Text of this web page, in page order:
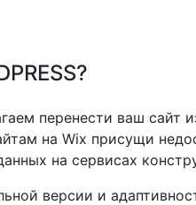
перенести ваш сайт
на Wix присущи
на сервисах
версии и